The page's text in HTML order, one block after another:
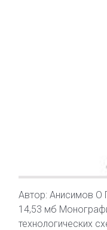
Автор: Анисимов О
14,53 мб
технологических